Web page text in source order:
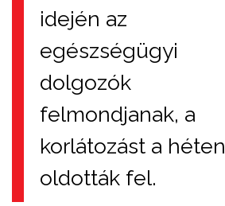
idején az
egészségügyi
dolgozók
felmondjanak, a
korlátozást a héten
oldották fel.